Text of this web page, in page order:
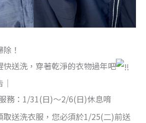
！
快送洗，穿著乾淨的衣物過年吧
務：1/31(日)～2/6(日)休息唷
取送洗衣服，您必須於1/25(二)前送